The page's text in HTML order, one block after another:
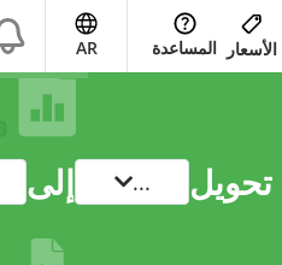
الأسعار المساعدة AR
تحويل ... إلى